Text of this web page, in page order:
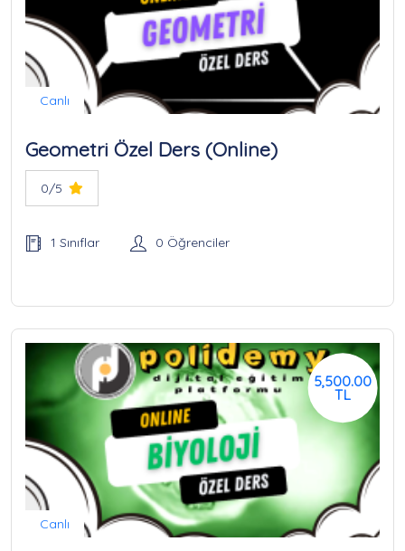
Canlı
Geometri Özel Ders (Online)
0/5
1 Sınıflar 0 Öğrenciler
5,500.00
TL
Canlı